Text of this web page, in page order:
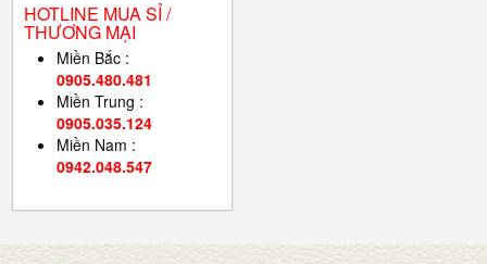
HOTLINE MUA SỈ /
THƯƠNG MẠI
Miền Bắc :
0905.480.481
Miền Trung :
0905.035.124
Miền Nam :
0942.048.547